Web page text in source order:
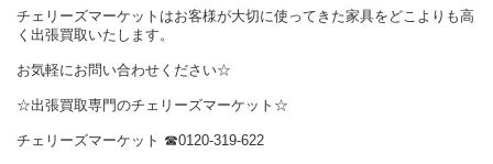
チェリーズマーケットはお客様が大切に使ってきた家具をどこよりも高
く出張買取いたします。
お気軽にお問い合わせください☆
☆出張買取専門のチェリーズマーケット☆
チェリーズマーケット ☎︎0120-319-622